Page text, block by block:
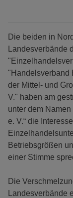
Die beiden in
Landesverbände
"Handelsverband
der Mittel- und
V." haben am
unter dem
e. V.“ die
Betriebsgrößen
einer Stimme
Die
Landesverbände